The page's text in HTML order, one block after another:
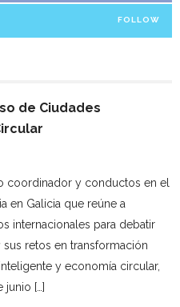
FOLLOW
de Ciudades
coordinador y conductos en el
en Galicia que reúne a
internacionales para debatir
retos en transformación
y economía circular,
junio […]